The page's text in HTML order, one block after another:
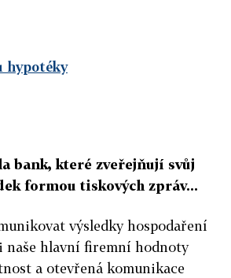
hypotéky
bank, které zveřejňují svůj
formou tiskových zpráv...
výsledky hospodaření
naše hlavní firemní hodnoty
a otevřená komunikace